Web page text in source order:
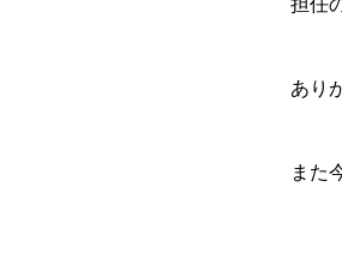
担任
あり
また